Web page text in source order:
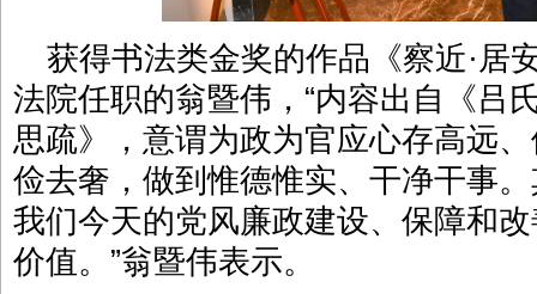
获得书法类金奖的作品《察近·居
法院任职的翁暨伟，“内容出自《吕
思疏》，意谓为政为官应心存高远
俭去奢，做到惟德惟实、干净干事
我们今天的党风廉政建设、保障和
价值。”翁暨伟表示。